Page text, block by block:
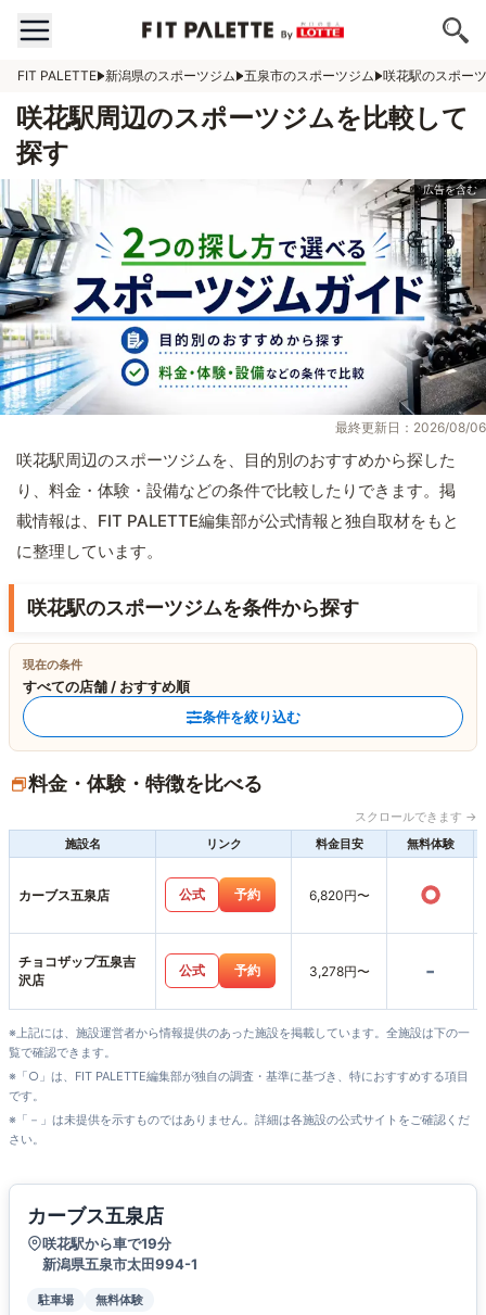
FIT PALETTE 新潟県のスポーツジム 五泉市のスポーツジム 咲花駅のスポー
咲花駅周辺のスポーツジムを比較して
探す
最終更新日：2026/08/06
咲花駅周辺のスポーツジムを、目的別のおすすめから探した
り、料金・体験・設備などの条件で比較したりできます。掲
載情報は、FIT PALETTE編集部が公式情報と独自取材をもと
に整理しています。
咲花駅のスポーツジムを条件から探す
現在の条件
すべての店舗 / おすすめ順
条件を絞り込む
料金・体験・特徴を比べる
スクロールできます →
施設名
リンク 料金目安 無料体験
カーブス五泉店 公式 予約 6,820円〜 ○
チョコザップ五泉吉
沢店
公式 予約 3,278円〜 -
※上記には、施設運営者から情報提供のあった施設を掲載しています。全施設は下の一
覧で確認できます。
※「○」は、FIT PALETTE編集部が独自の調査・基準に基づき、特におすすめする項目
です。
※「－」は未提供を示すものではありません。詳細は各施設の公式サイトをご確認くだ
さい。
カーブス五泉店
咲花駅から車で19分
新潟県五泉市太田994-1
駐車場 無料体験